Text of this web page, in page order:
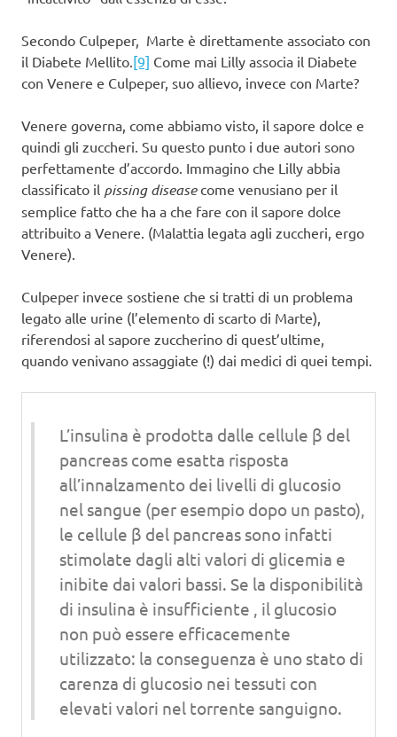
Secondo Culpeper, Marte è direttamente associato con
il Diabete Mellito.[9] Come mai Lilly associa il Diabete
con Venere e Culpeper, suo allievo, invece con Marte?
Venere governa, come abbiamo visto, il sapore dolce e
quindi gli zuccheri. Su questo punto i due autori sono
perfettamente d’accordo. Immagino che Lilly abbia
classificato il pissing diseasecome venusiano per il
semplice fatto che ha a che fare con il sapore dolce
attribuito a Venere. (Malattia legata agli zuccheri, ergo
Venere).
Culpeper invece sostiene che si tratti di un problema
legato alle urine (l’elemento di scarto di Marte),
riferendosi al sapore zuccherino di quest’ultime,
quando venivano assaggiate (!) dai medici di quei tempi.
L’insulina è prodotta dalle cellule β del
pancreas come esatta risposta
all’innalzamento dei livelli di glucosio
nel sangue (per esempio dopo un pasto),
le cellule β del pancreas sono infatti
stimolate dagli alti valori di glicemia e
inibite dai valori bassi. Se la disponibilità
di insulina è insufficiente , il glucosio
non può essere efficacemente
utilizzato: la conseguenza è uno stato di
carenza di glucosio nei tessuti con
elevati valori nel torrente sanguigno.